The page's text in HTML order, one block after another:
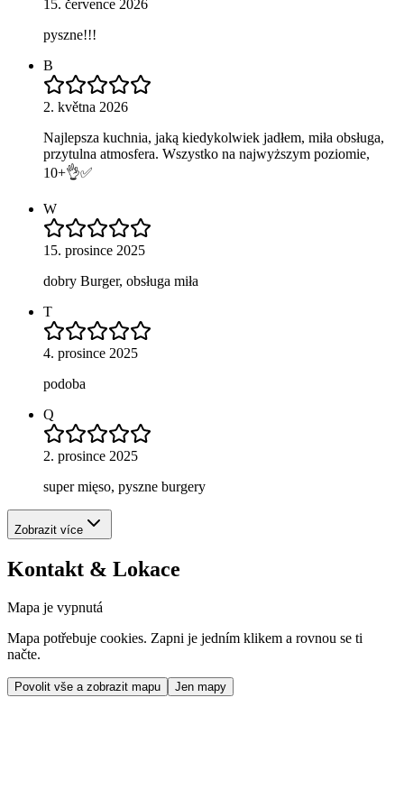
15. července 2026
pyszne!!!
B
2. května 2026
Najlepsza kuchnia, jaką kiedykolwiek jadłem, miła obsługa,
przytulna atmosfera. Wszystko na najwyższym poziomie,
10+👌✅
W
15. prosince 2025
dobry Burger, obsługa miła
T
4. prosince 2025
podoba
Q
2. prosince 2025
super mięso, pyszne burgery
Zobrazit více
Kontakt & Lokace
Mapa je vypnutá
Mapa potřebuje cookies. Zapni je jedním klikem a rovnou se ti
načte.
Povolit vše a zobrazit mapu Jen mapy